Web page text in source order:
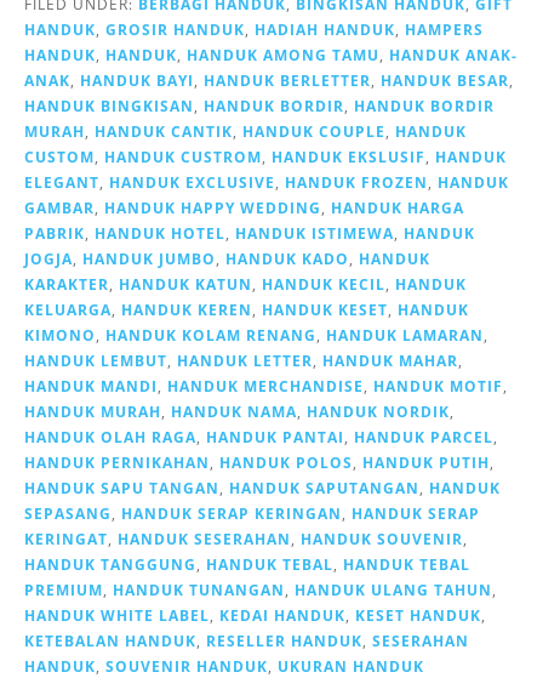
HANDUK GROSIR HANDUK HADIAH HANDUK
HAMPERS
HANDUK
HANDUK HANDUK AMONG TAMU
HANDUK ANAK-
ANAK
HANDUK BAYI HANDUK BERLETTER HANDUK BESAR
HANDUK BINGKISAN
HANDUK BORDIR
HANDUK BORDIR
MURAH
HANDUK CANTIK HANDUK COUPLE
HANDUK
CUSTOM
HANDUK CUSTROM HANDUK EKSLUSIF
HANDUK
ELEGANT
HANDUK EXCLUSIVE HANDUK FROZEN
HANDUK
GAMBAR
HANDUK HAPPY WEDDING
HANDUK HARGA
PABRIK
HANDUK HOTEL HANDUK ISTIMEWA
HANDUK
JOGJA
HANDUK JUMBO HANDUK KADO
HANDUK
KARAKTER
HANDUK KATUN HANDUK KECIL
HANDUK
KELUARGA
HANDUK KEREN HANDUK KESET
HANDUK
KIMONO
HANDUK KOLAM RENANG HANDUK LAMARAN
HANDUK LEMBUT
HANDUK LETTER HANDUK MAHAR
HANDUK MANDI
HANDUK MERCHANDISE HANDUK MOTIF
HANDUK MURAH
HANDUK NAMA HANDUK NORDIK
HANDUK OLAH RAGA
HANDUK PANTAI HANDUK PARCEL
HANDUK PERNIKAHAN
HANDUK POLOS HANDUK PUTIH
HANDUK SAPU TANGAN
HANDUK SAPUTANGAN
HANDUK
SEPASANG
HANDUK SERAP KERINGAN
HANDUK SERAP
KERINGAT
HANDUK SESERAHAN HANDUK SOUVENIR
HANDUK TANGGUNG
HANDUK TEBAL
HANDUK TEBAL
PREMIUM
HANDUK TUNANGAN HANDUK ULANG TAHUN
HANDUK WHITE LABEL
KEDAI HANDUK KESET HANDUK
KETEBALAN HANDUK
RESELLER HANDUK SESERAHAN
HANDUK SOUVENIR HANDUK UKURAN HANDUK